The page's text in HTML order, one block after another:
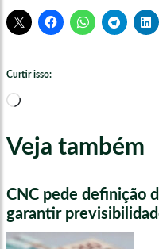
Curtir isso:
Carregando...
Veja também
CNC pede definição
garantir